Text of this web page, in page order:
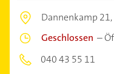
Dannenkamp 21,
Geschlossen –
040 43 55 11